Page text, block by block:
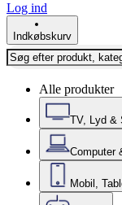
Log ind
Indkøbskurv
Alle produkter
TV, Lyd &
Computer
Mobil,